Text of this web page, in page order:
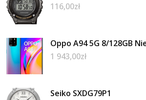
116,00zł
Oppo A94 5G 8/128GB
1 943,00zł
Seiko SXDG79P1